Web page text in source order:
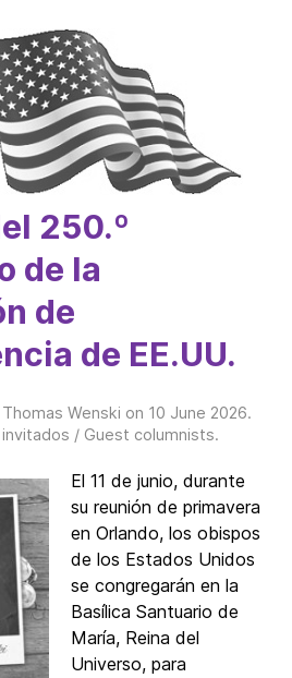
250.º
de la
de
de EE.UU.
Wenski on 10 June 2026.
/ Guest columnists.
El 11 de junio, durante
su reunión de primavera
en Orlando, los obispos
de los Estados Unidos
se congregarán en la
Basílica Santuario de
María, Reina del
Universo, para